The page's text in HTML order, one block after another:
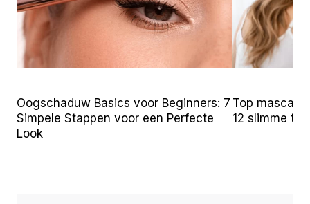
Oogschaduw Basics voor Beginners: 7
Simpele Stappen voor een Perfecte
Look
Top
12 slimme